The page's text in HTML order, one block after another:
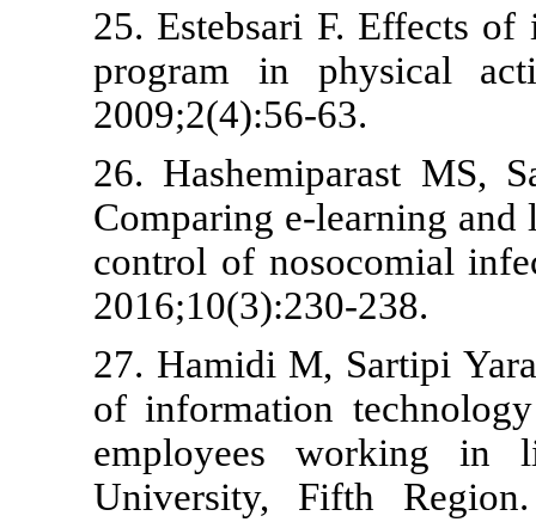
25.
program in
26.
Comparing
control of
27. Hamidi
of
employees
University,